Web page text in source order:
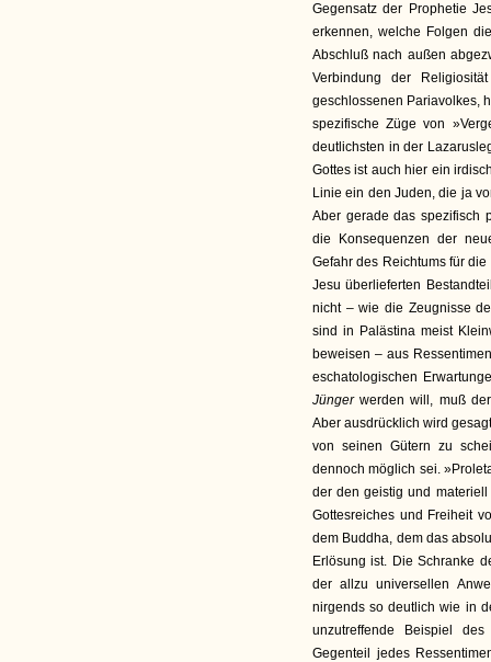
Gegensatz der Prophetie
erkennen, welche Folgen
Abschluß nach außen
Verbindung der
geschlossenen Pariavolkes,
spezifische Züge von
deutlichsten in der
Gottes ist auch hier ein
Linie ein den Juden, die ja
Aber gerade das spezifisch
die Konsequenzen der
Gefahr des Reichtums für
Jesu überlieferten
nicht – wie die Zeugnisse
sind in Palästina meist
beweisen – aus
eschatologischen
Jüngerwerden will, muß
Aber ausdrücklich wird
von seinen Gütern zu
dennoch möglich sei.
der den geistig und
Gottesreiches und Freiheit
dem Buddha, dem das
Erlösung ist. Die Schranke
der allzu universellen
nirgends so deutlich wie in
unzutreffende Beispiel
Gegenteil jedes